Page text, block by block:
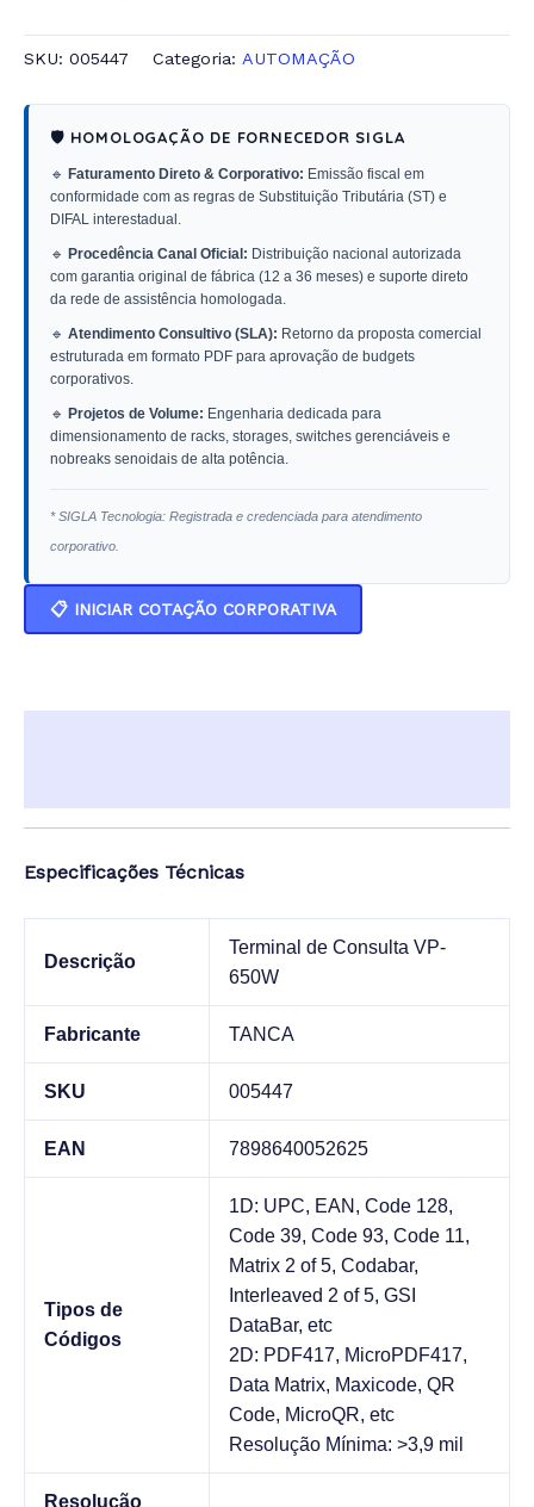
SKU: 005447 Categoria: AUTOMAÇÃO
🛡️ HOMOLOGAÇÃO DE FORNECEDOR SIGLA
🔹 Faturamento Direto & Corporativo: Emissão fiscal em
conformidade com as regras de Substituição Tributária (ST) e
DIFAL interestadual.
🔹 Procedência Canal Oficial: Distribuição nacional autorizada
com garantia original de fábrica (12 a 36 meses) e suporte direto
da rede de assistência homologada.
🔹 Atendimento Consultivo (SLA): Retorno da proposta comercial
estruturada em formato PDF para aprovação de budgets
corporativos.
🔹 Projetos de Volume: Engenharia dedicada para
dimensionamento de racks, storages, switches gerenciáveis e
nobreaks senoidais de alta potência.
* SIGLA Tecnologia: Registrada e credenciada para atendimento
corporativo.
📋 INICIAR COTAÇÃO CORPORATIVA
Especificações Técnicas
Descrição
Terminal de Consulta VP-
650W
Fabricante TANCA
SKU 005447
EAN 7898640052625
Tipos de
Códigos
1D: UPC, EAN, Code 128,
Code 39, Code 93, Code 11,
Matrix 2 of 5, Codabar,
Interleaved 2 of 5, GSI
DataBar, etc
2D: PDF417, MicroPDF417,
Data Matrix, Maxicode, QR
Code, MicroQR, etc
Resolução Mínima: >3,9 mil
Resolução